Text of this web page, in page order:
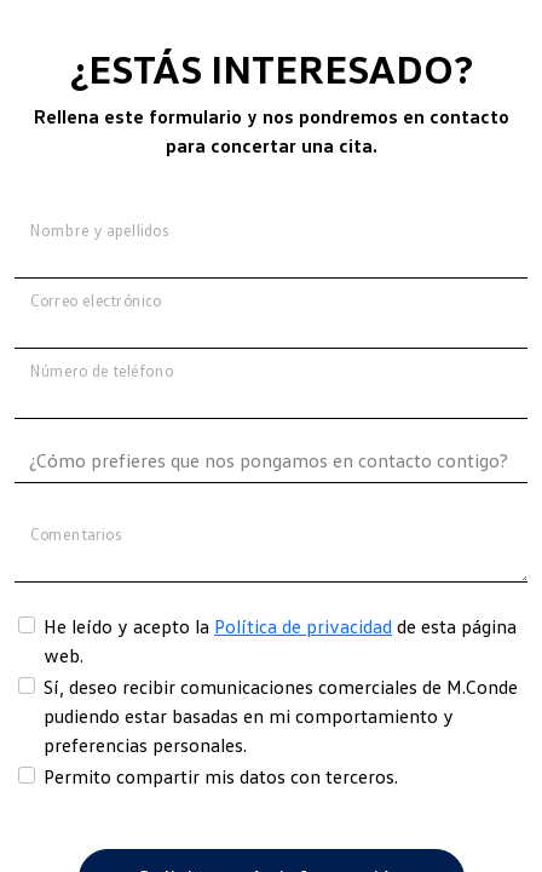
¿ESTÁS INTERESADO?
Rellena este formulario y nos pondremos en contacto
para concertar una cita.
Nombre y apellidos
Correo electrónico
Número de teléfono
Comentarios
He leído y acepto la Política de privacidad de esta página
web.
Sí, deseo recibir comunicaciones comerciales de M.Conde
pudiendo estar basadas en mi comportamiento y
preferencias personales.
Permito compartir mis datos con terceros.